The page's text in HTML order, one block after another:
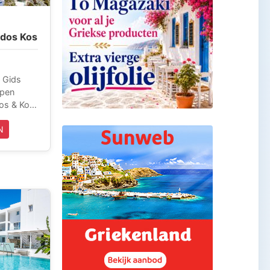
Kos
Gids
& Kos.
je
je
kan
wij